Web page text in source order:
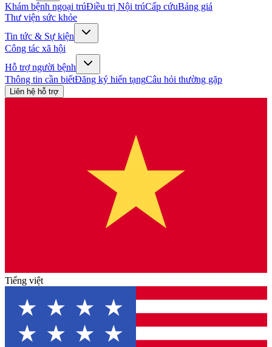
Khám bệnh ngoại trúĐiều trị Nội trúCấp cứuBảng giá
Thư viện sức khỏe
Tin tức & Sự kiện
Công tác xã hội
Hỗ trợ người bệnh
Thông tin cần biếtĐăng ký hiến tạngCâu hỏi thường gặp
Liên hệ hỗ trợ
Tiếng việt